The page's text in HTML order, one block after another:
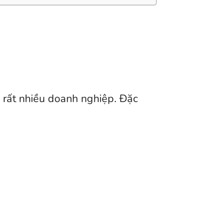
nhiều doanh nghiệp. Đặc